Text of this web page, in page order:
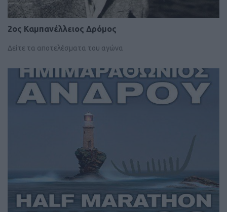
2ος Καμπανέλλειος Δρόμος
Δείτε τα αποτελέσματα του αγώνα